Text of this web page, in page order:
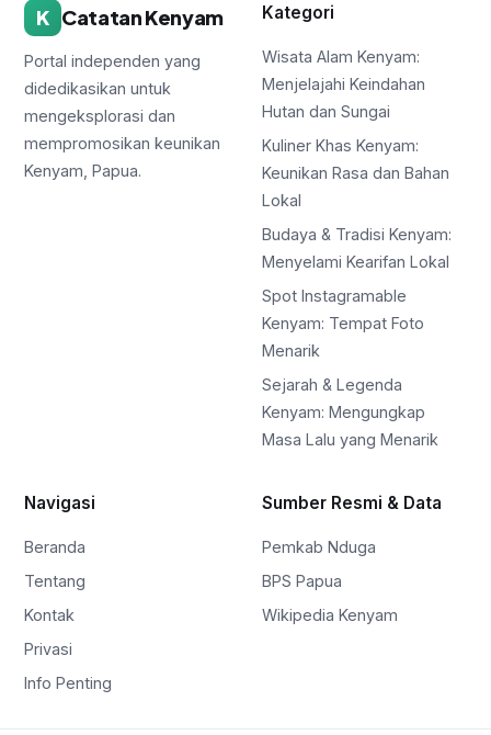
K Catatan Kenyam
Portal independen yang
didedikasikan untuk
mengeksplorasi dan
mempromosikan keunikan
Kenyam, Papua.
Kategori
Wisata Alam Kenyam:
Menjelajahi Keindahan
Hutan dan Sungai
Kuliner Khas Kenyam:
Keunikan Rasa dan Bahan
Lokal
Budaya & Tradisi Kenyam:
Menyelami Kearifan Lokal
Spot Instagramable
Kenyam: Tempat Foto
Menarik
Sejarah & Legenda
Kenyam: Mengungkap
Masa Lalu yang Menarik
Navigasi
Beranda
Tentang
Kontak
Privasi
Info Penting
Sumber Resmi & Data
Pemkab Nduga
BPS Papua
Wikipedia Kenyam